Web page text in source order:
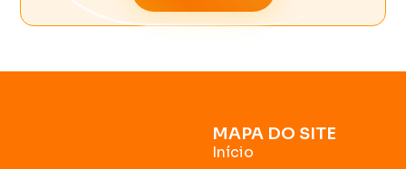
MAPA DO SITE
Início